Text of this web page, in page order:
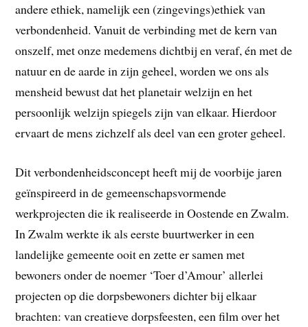
andere ethiek, namelijk een (zingevings)ethiek van
verbondenheid. Vanuit de verbinding met de kern van
onszelf, met onze medemens dichtbij en veraf, én met de
natuur en de aarde in zijn geheel, worden we ons als
mensheid bewust dat het planetair welzijn en het
persoonlijk welzijn spiegels zijn van elkaar. Hierdoor
ervaart de mens zichzelf als deel van een groter geheel.
Dit verbondenheidsconcept heeft mij de voorbije jaren
geïnspireerd in de gemeenschapsvormende
werkprojecten die ik realiseerde in Oostende en Zwalm.
In Zwalm werkte ik als eerste buurtwerker in een
landelijke gemeente ooit en zette er samen met
bewoners onder de noemer ‘Toer d’Amour’ allerlei
projecten op die dorpsbewoners dichter bij elkaar
brachten: van creatieve dorpsfeesten, een film over het